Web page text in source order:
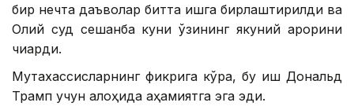
бир нечта даъволар битта ишга бирлаштирилди ва
Олий суд сешанба куни ўзининг якуний қарорини
чиқарди.
Мутахассисларнинг фикрига кўра, бу иш Дональд
Трамп учун алоҳида аҳамиятга эга эди.